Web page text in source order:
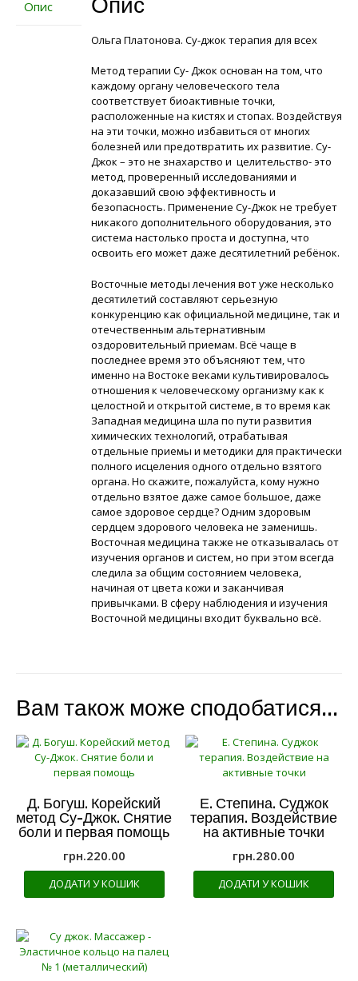
Опис Опис
Ольга Платонова. Су-джок терапия для всех
Метод терапии Су- Джок основан на том, что
каждому органу человеческого тела
соответствует биоактивные точки,
расположенные на кистях и стопах. Воздействуя
на эти точки, можно избавиться от многих
болезней или предотвратить их развитие. Су-
Джок – это не знахарство и целительство- это
метод, проверенный исследованиями и
доказавший свою эффективность и
безопасность. Применение Су-Джок не требует
никакого дополнительного оборудования, это
система настолько проста и доступна, что
освоить его может даже десятилетний ребёнок.
Восточные методы лечения вот уже несколько
десятилетий составляют серьезную
конкуренцию как официальной медицине, так и
отечественным альтернативным
оздоровительный приемам. Всё чаще в
последнее время это объясняют тем, что
именно на Востоке веками культивировалось
отношения к человеческому организму как к
целостной и открытой системе, в то время как
Западная медицина шла по пути развития
химических технологий, отрабатывая
отдельные приемы и методики для практически
полного исцеления одного отдельно взятого
органа. Но скажите, пожалуйста, кому нужно
отдельно взятое даже самое большое, даже
самое здоровое сердце? Одним здоровым
сердцем здорового человека не заменишь.
Восточная медицина также не отказывалась от
изучения органов и систем, но при этом всегда
следила за общим состоянием человека,
начиная от цвета кожи и заканчивая
привычками. В сферу наблюдения и изучения
Восточной медицины входит буквально всё.
Вам також може сподобатися…
Д. Богуш. Корейский
метод Су-Джок. Снятие
боли и первая помощь
грн.220.00
ДОДАТИ У КОШИК
Е. Степина. Суджок
терапия. Воздействие
на активные точки
грн.280.00
ДОДАТИ У КОШИК